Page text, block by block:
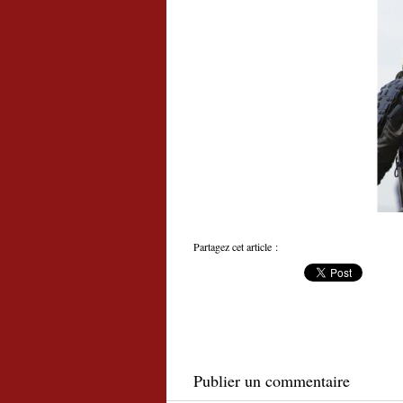
Partagez cet article :
Publier un commentaire